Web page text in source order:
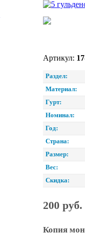
Артикул:
Раздел:
Материал:
Гурт:
Номинал:
Год:
Страна:
Размер:
Вес:
Скидка:
200 руб.
Копия